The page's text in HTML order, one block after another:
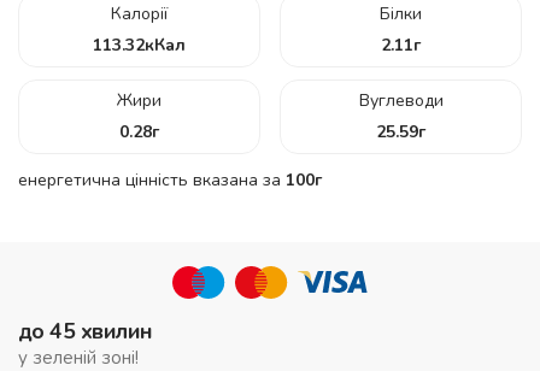
Калорії
113.32кКал
Білки
2.11г
Жири
0.28г
Вуглеводи
25.59г
енергетична цінність вказана за 100г
до 45 хвилин
у зеленій зоні!